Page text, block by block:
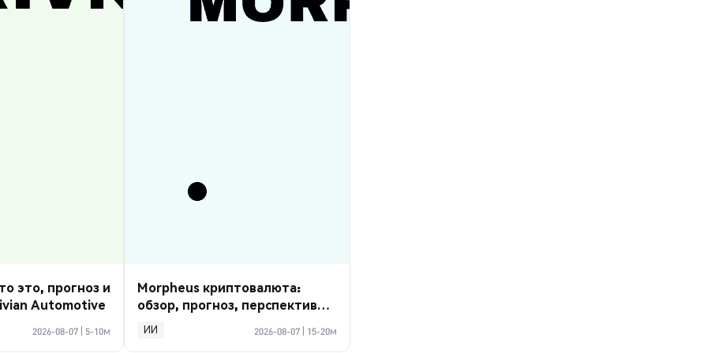
это, прогноз и
Automotive
2026-08-07 5-10м
Morpheus криптовалюта:
обзор, прогноз, перспективы
2026
ИИ 2026-08-07 15-20м